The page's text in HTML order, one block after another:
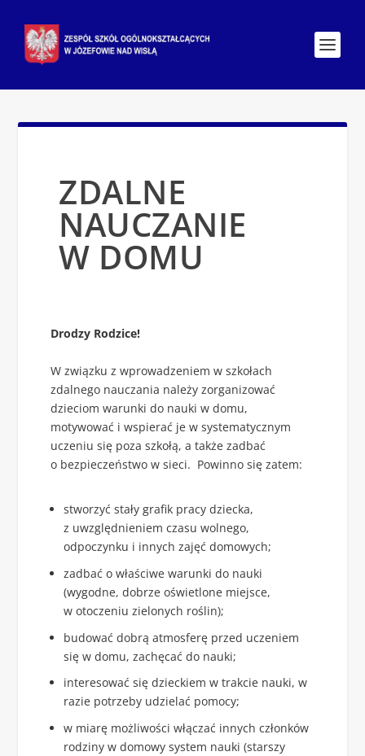
ZDALNE
NAUCZANIE
W DOMU
Drodzy Rodzice!
W związku z wprowadzeniem w szkołach
zdalnego nauczania należy zorganizować
dzieciom warunki do nauki w domu,
motywować i wspierać je w systematycznym
uczeniu się poza szkołą, a także zadbać
o bezpieczeństwo w sieci. Powinno się zatem:
stworzyć stały grafik pracy dziecka,
z uwzględnieniem czasu wolnego,
odpoczynku i innych zajęć domowych;
zadbać o właściwe warunki do nauki
(wygodne, dobrze oświetlone miejsce,
w otoczeniu zielonych roślin);
budować dobrą atmosferę przed uczeniem
się w domu, zachęcać do nauki;
interesować się dzieckiem w trakcie nauki, w
razie potrzeby udzielać pomocy;
w miarę możliwości włączać innych członków
rodziny w domowy system nauki (starszy